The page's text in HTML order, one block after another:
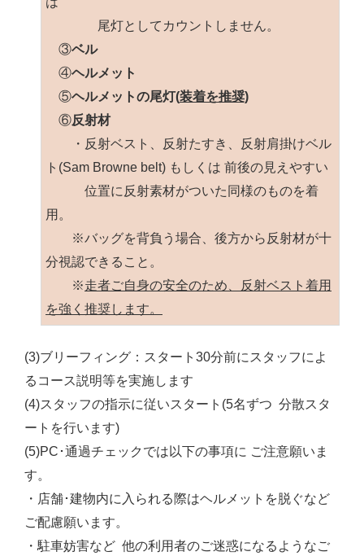
尾灯としてカウントしません。
③ベル
④ヘルメット
⑤ヘルメットの尾灯(装着を推奨)
⑥反射材
・反射ベスト、反射たすき、反射肩掛けベル
ト(Sam Browne belt) もしくは 前後の見えやすい
位置に反射素材がついた同様のものを着
用。
※バッグを背負う場合、後方から反射材が十
分視認できること。
※走者ご自身の安全のため、反射ベスト着用
を強く推奨します。
(3)ブリーフィング：スタート30分前にスタッフによ
るコース説明等を実施します
(4)スタッフの指示に従いスタート(5名ずつ 分散スタ
ートを行います)
(5)PC･通過チェックでは以下の事項に ご注意願いま
す。
・店舗･建物内に入られる際はヘルメットを脱ぐなど
ご配慮願います。
・駐車妨害など 他の利用者のご迷惑になるようなご